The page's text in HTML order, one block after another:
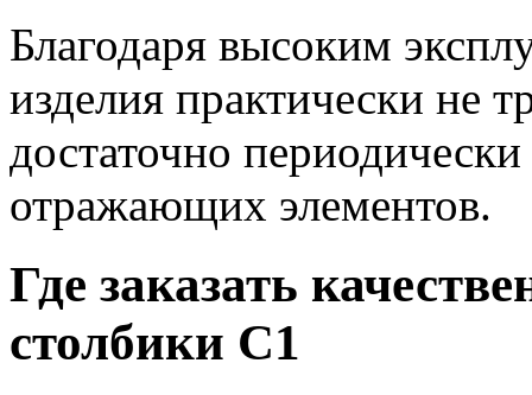
Благодаря высоким
изделия практически не
достаточно
отражающих элементов.
Где заказать
столбики С1